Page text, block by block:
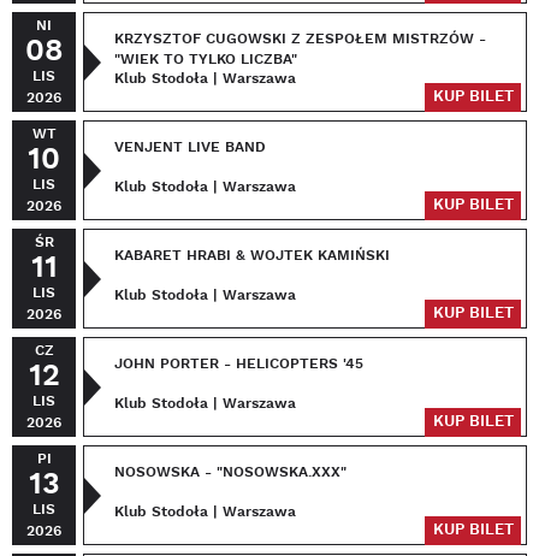
NI
08
LIS
2026
KRZYSZTOF CUGOWSKI Z ZESPOŁEM MISTRZÓW -
"WIEK TO TYLKO LICZBA"
Klub Stodoła | Warszawa
KUP BILET
WT
10
LIS
2026
VENJENT LIVE BAND
Klub Stodoła | Warszawa
KUP BILET
ŚR
11
LIS
2026
KABARET HRABI & WOJTEK KAMIŃSKI
Klub Stodoła | Warszawa
KUP BILET
CZ
12
LIS
2026
JOHN PORTER - HELICOPTERS '45
Klub Stodoła | Warszawa
KUP BILET
PI
13
LIS
2026
NOSOWSKA - "NOSOWSKA.XXX"
Klub Stodoła | Warszawa
KUP BILET